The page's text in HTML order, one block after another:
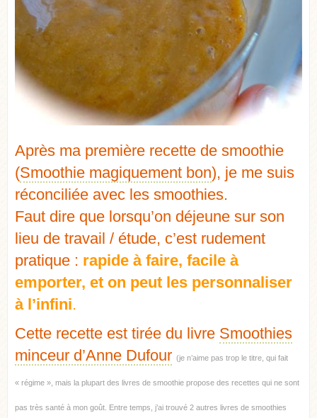
Après ma première recette de smoothie
(Smoothie magiquement bon), je me suis
réconciliée avec les smoothies.
Faut dire que lorsqu’on déjeune sur son
lieu de travail / étude, c’est rudement
pratique : rapide à faire, facile à
emporter, et on peut les personnaliser
à l’infini.
Cette recette est tirée du livre Smoothies
minceur d’Anne Dufour (je n’aime pas trop le titre, qui fait
« régime », mais la plupart des livres de smoothie propose des recettes qui ne sont
pas très santé à mon goût. Entre temps, j’ai trouvé 2 autres livres de smoothies